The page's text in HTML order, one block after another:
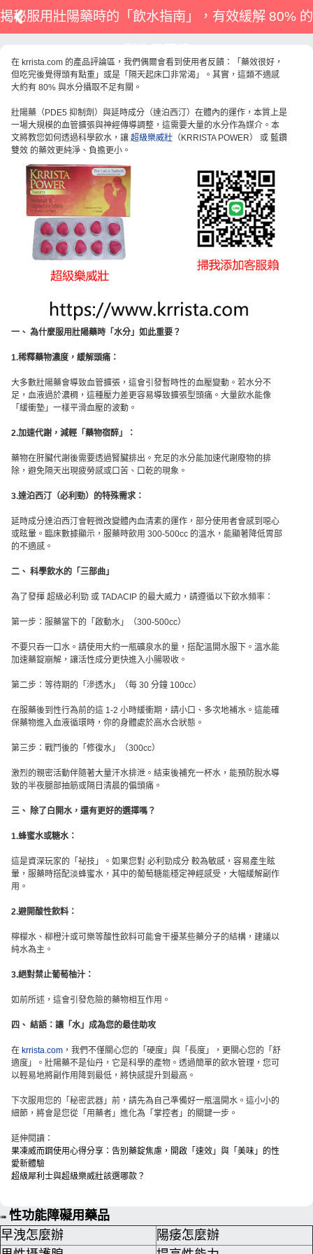
揭秘服用壯陽藥時的「飲水指南」，有效緩解 80% 的
在 krrista.com 的產品評論區，我們偶爾會看到使用者反饋：「藥效很好，
但吃完後覺得頭有點重」或是「隔天起床口非常渴」。其實，這類不適感
大約有 80% 與水分攝取不足有關。
壯陽藥（PDE5 抑制劑）與延時成分（達泊西汀）在體內的運作，本質上是
一場大規模的血管擴張與神經傳導調整，這需要大量的水分作為媒介。本
文將教您如何透過科學飲水，讓 超級樂威壯 （KRRISTA POWER） 或 藍鑽
雙效 的藥效更純淨、負擔更小。
一、 為什麼服用壯陽藥時「水分」如此重要？
1.稀釋藥物濃度，緩解頭痛：
大多數壯陽藥會導致血管擴張，這會引發暫時性的血壓變動。若水分不
足，血液過於濃稠，這種壓力差更容易導致擴張型頭痛。大量飲水能像
「緩衝墊」一樣平滑血壓的波動。
2.加速代謝，減輕「藥物宿醉」：
藥物在肝臟代謝後需要透過腎臟排出。充足的水分能加速代謝廢物的排
除，避免隔天出現疲勞感或口苦、口乾的現象。
3.達泊西汀（必利勁）的特殊需求：
延時成分達泊西汀會輕微改變體內血清素的運作，部分使用者會感到噁心
或眩暈。臨床數據顯示，服藥時飲用 300-500cc 的溫水，能顯著降低胃部
的不適感。
二、 科學飲水的「三部曲」
為了發揮 超級必利勁 或 TADACIP 的最大威力，請遵循以下飲水頻率：
第一步：服藥當下的「啟動水」（300-500cc）
不要只吞一口水。請使用大約一瓶礦泉水的量，搭配溫開水服下。溫水能
加速藥錠崩解，讓活性成分更快進入小腸吸收。
第二步：等待期的「滲透水」（每 30 分鐘 100cc）
在服藥後到性行為前的這 1-2 小時緩衝期，請小口、多次地補水。這能確
保藥物進入血液循環時，你的身體處於高水合狀態。
第三步：戰鬥後的「修復水」（300cc）
激烈的親密活動伴隨著大量汗水排泄。結束後補充一杯水，能預防脫水導
致的半夜腿部抽筋或隔日清晨的偏頭痛。
三、 除了白開水，還有更好的選擇嗎？
1.蜂蜜水或糖水：
這是資深玩家的「祕技」。如果您對 必利勁成分 較為敏感，容易產生眩
暈，服藥時搭配淡蜂蜜水，其中的葡萄糖能穩定神經感受，大幅緩解副作
用。
2.避開酸性飲料：
檸檬水、柳橙汁或可樂等酸性飲料可能會干擾某些藥分子的結構，建議以
純水為主。
3.絕對禁止葡萄柚汁：
如前所述，這會引發危險的藥物相互作用。
四、 結語：讓「水」成為您的最佳助攻
在 krrista.com ，我們不僅關心您的「硬度」與「長度」，更關心您的「舒
適度」。壯陽藥不是仙丹，它是科學的產物。透過簡單的飲水管理，您可
以輕易地將副作用降到最低，將快感提升到最高。
下次服用您的「秘密武器」前，請先為自己準備好一瓶溫開水。這小小的
細節，將會是您從「用藥者」進化為「掌控者」的關鍵一步。
延伸閱讀：
果凍威而鋼使用心得分享：告別藥錠焦慮，開啟「速效」與「美味」的性
愛新體驗
超級犀利士與超級樂威壯該選哪款？
➠ 性功能障礙用藥品
早洩怎麼辦
陽痿怎麼辦